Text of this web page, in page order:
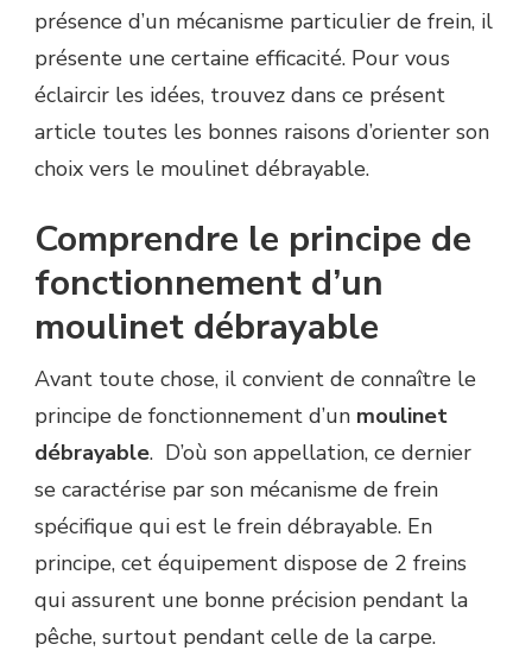
présence d’un mécanisme particulier de frein, il
présente une certaine efficacité. Pour vous
éclaircir les idées, trouvez dans ce présent
article toutes les bonnes raisons d’orienter son
choix vers le moulinet débrayable.
Comprendre le principe de
fonctionnement d’un
moulinet débrayable
Avant toute chose, il convient de connaître le
principe de fonctionnement d’un moulinet
débrayable. D’où son appellation, ce dernier
se caractérise par son mécanisme de frein
spécifique qui est le frein débrayable. En
principe, cet équipement dispose de 2 freins
qui assurent une bonne précision pendant la
pêche, surtout pendant celle de la carpe.